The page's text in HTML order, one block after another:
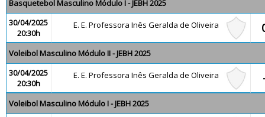
Basquetebol Masculino Módulo I - JEBH 2025
30/04/2025
20:30h
E. E. Professora Inês Geralda de Oliveira
Voleibol Masculino Módulo II - JEBH 2025
30/04/2025
20:30h
E. E. Professora Inês Geralda de Oliveira
Voleibol Masculino Módulo I - JEBH 2025